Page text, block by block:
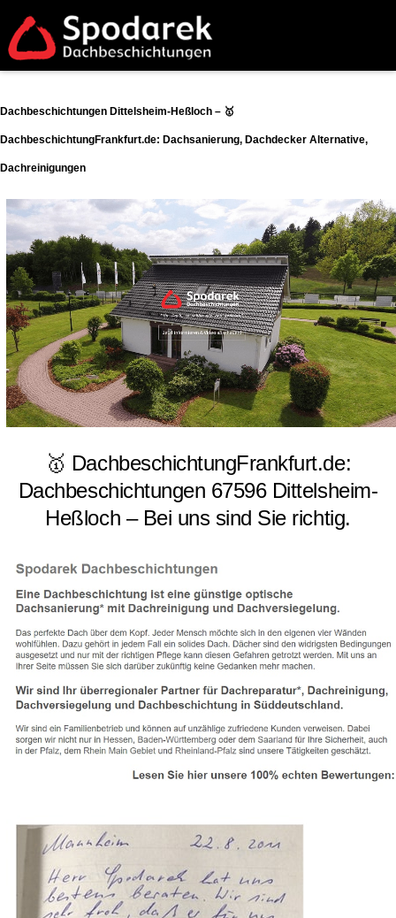
Dachbeschichtungen Dittelsheim-Heßloch – 🥇
DachbeschichtungFrankfurt.de: Dachsanierung, Dachdecker Alternative,
Dachreinigungen
🥇 DachbeschichtungFrankfurt.de:
Dachbeschichtungen 67596 Dittelsheim-
Heßloch – Bei uns sind Sie richtig.